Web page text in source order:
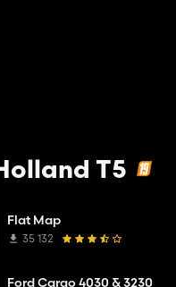
T5
Flat Map
35 132
Ford Cargo 4030 & 3230